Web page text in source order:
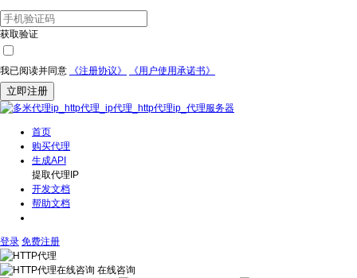
获取验证
我已阅读并同意 《注册协议》 《用户使用承诺书》
立即注册
首页
购买代理
生成API
提取代理IP
开发文档
帮助文档
登录 免费注册
在线咨询